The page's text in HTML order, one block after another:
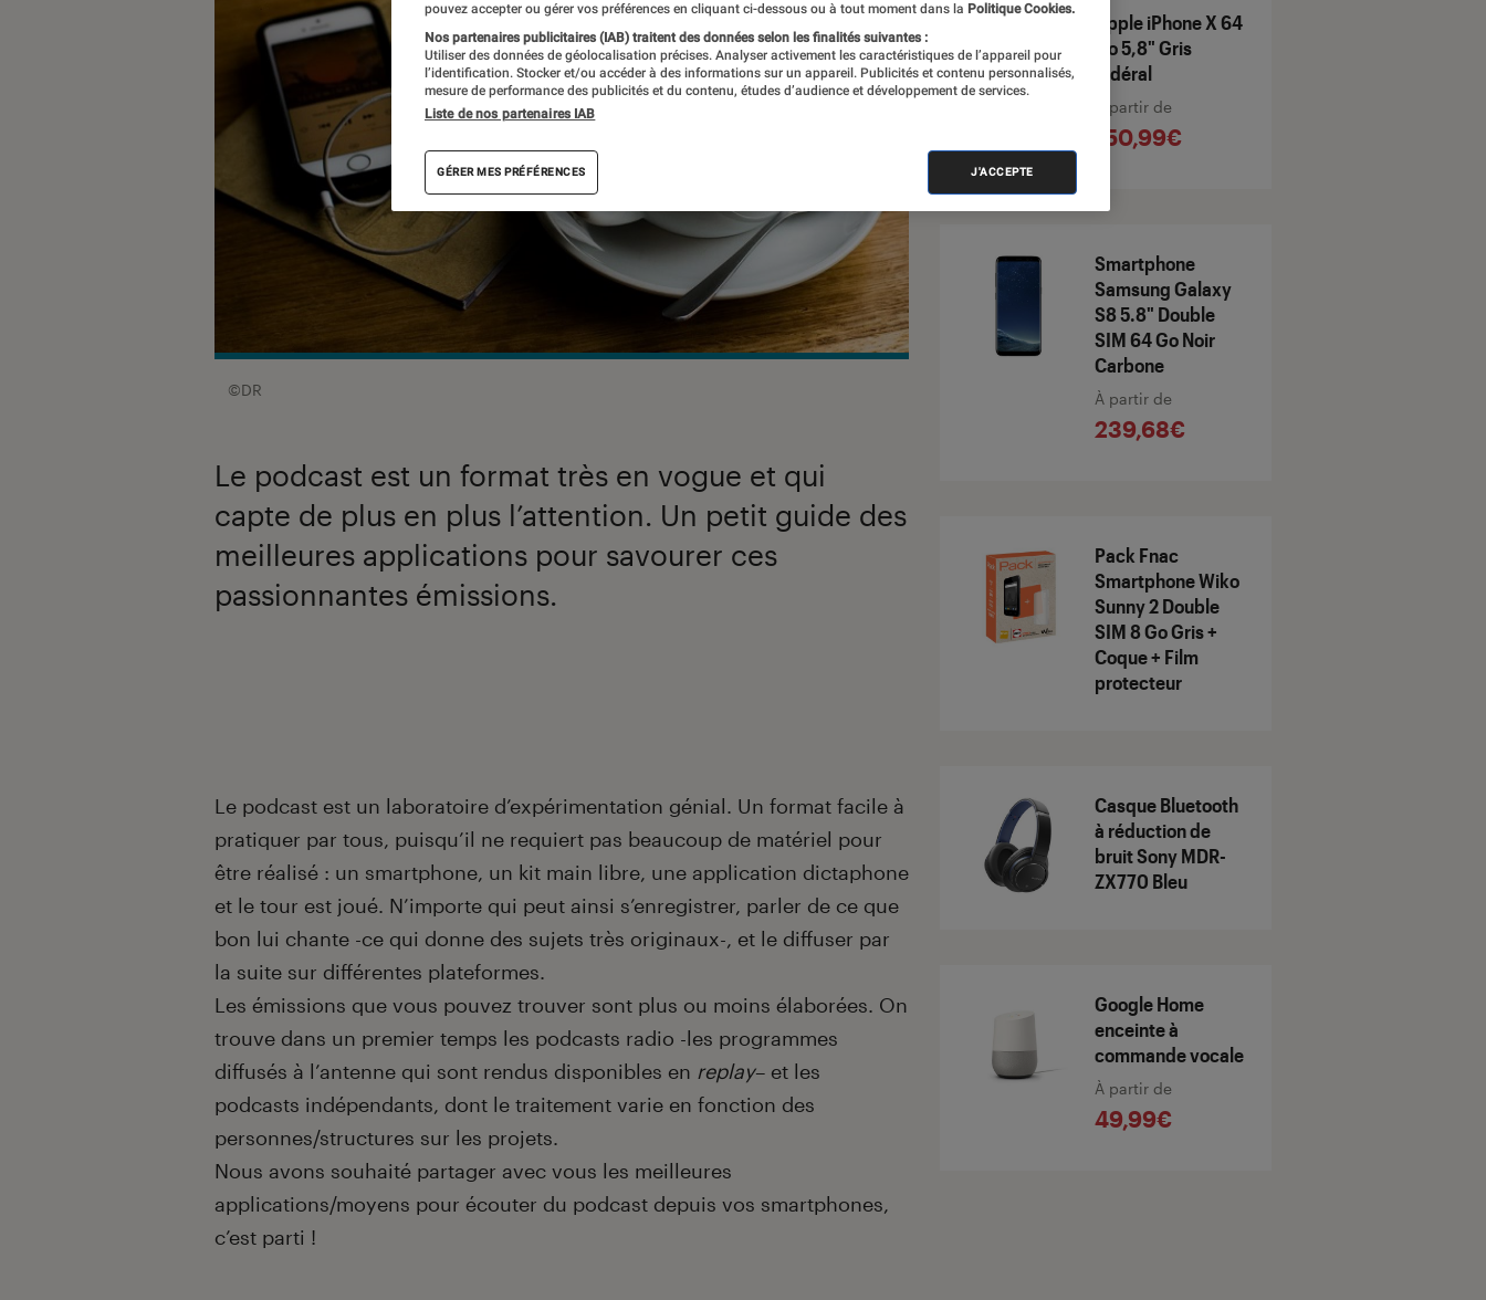
©DR
Le podcast est un format très en vogue et qui
capte de plus en plus l’attention. Un petit guide des
meilleures applications pour savourer ces
passionnantes émissions.
Le podcast est un laboratoire d’expérimentation génial. Un format facile à
pratiquer par tous, puisqu’il ne requiert pas beaucoup de matériel pour
être réalisé : un smartphone, un kit main libre, une application dictaphone
et le tour est joué. N’importe qui peut ainsi s’enregistrer, parler de ce que
bon lui chante -ce qui donne des sujets très originaux-, et le diffuser par
la suite sur différentes plateformes.
Les émissions que vous pouvez trouver sont plus ou moins élaborées. On
trouve dans un premier temps les podcasts radio -les programmes
diffusés à l’antenne qui sont rendus disponibles en replay– et les
podcasts indépendants, dont le traitement varie en fonction des
personnes/structures sur les projets.
Nous avons souhaité partager avec vous les meilleures
applications/moyens pour écouter du podcast depuis vos smartphones,
c’est parti !
Apple iPhone X 64
Go 5,8" Gris
Sidéral
À partir de
150,99€
Smartphone
Samsung Galaxy
S8 5.8" Double
SIM 64 Go Noir
Carbone
À partir de
239,68€
Pack Fnac
Smartphone Wiko
Sunny 2 Double
SIM 8 Go Gris +
Coque + Film
protecteur
Casque Bluetooth
à réduction de
bruit Sony MDR-
ZX770 Bleu
Google Home
enceinte à
commande vocale
À partir de
49,99€
pouvez accepter ou gérer vos préférences en cliquant ci-dessous ou à tout moment dans la Politique Cookies.
Nos partenaires publicitaires (IAB) traitent des données selon les finalités suivantes :
Utiliser des données de géolocalisation précises. Analyser activement les caractéristiques de l’appareil pour
l’identification. Stocker et/ou accéder à des informations sur un appareil. Publicités et contenu personnalisés,
mesure de performance des publicités et du contenu, études d’audience et développement de services.
Liste de nos partenaires IAB
GÉRER MES PRÉFÉRENCES J'ACCEPTE